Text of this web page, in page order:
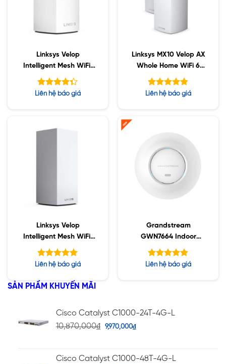
Linksys Velop
Intelligent Mesh WiFi,
1-Pack White (AC1300)
Được xếp
Liên hệ báo giá
Linksys MX10 Velop AX
Whole Home WiFi 6
System
Được xếp
Liên hệ báo giá
Linksys Velop
Intelligent Mesh WiFi,
1-Pack White (AC2200)
Được xếp
5 sao
Liên hệ báo giá
Grandstream
GWN7664 Indoor
802.11ax Wifi 6
Được xếp
Liên hệ báo giá
SẢN PHẨM KHUYẾN MÃI
Cisco Catalyst C1000-24T-4G-L
10,870,000₫ 9,970,000₫
Cisco Catalyst C1000-48T-4G-L